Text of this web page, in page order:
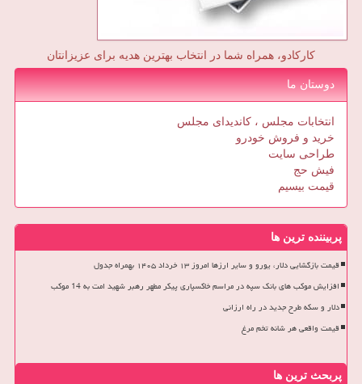
کارکادو، همراه شما در انتخاب بهترین هدیه برای عزیزانتان
دوستان ما
انتخابات مجلس ، کاندیدای مجلس
خرید و فروش خودرو
طراحی سایت
فیش حج
قیمت بیسیم
پربیننده ترین ها
قیمت بازگشایی دلار، یورو و سایر ارزها امروز ۱۳ خرداد ۱۴۰۵ بهمراه جدول
افزایش موکب های بانک سپه در مراسم خاکسپاری پیکر مطهر رهبر شهید امت به 14 موکب
دلار و سکه طرح جدید در راه ارزانی
قیمت واقعی هر شانه تخم مرغ
پربحث ترین ها